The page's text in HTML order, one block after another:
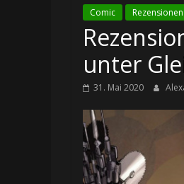
Comic Rezensionen
unter
31. Mai 2020